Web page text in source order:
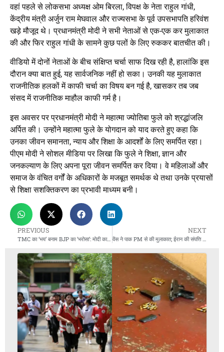
वहां पहले से लोकसभा अध्यक्ष ओम बिरला, विपक्ष के नेता राहुल गांधी,
केंद्रीय मंत्री अर्जुन राम मेघवाल और राज्यसभा के पूर्व उपसभापति हरिवंश
खड़े मौजूद थे। प्रधानमंत्री मोदी ने सभी नेताओं से एक-एक कर मुलाकात
की और फिर राहुल गांधी के सामने कुछ पलों के लिए रुककर बातचीत की।
वीडियो में दोनों नेताओं के बीच संक्षिप्त चर्चा साफ दिख रही है, हालांकि इस
दौरान क्या बात हुई, यह सार्वजनिक नहीं हो सका। उनकी यह मुलाकात
राजनीतिक हलकों में काफी चर्चा का विषय बन गई है, खासकर तब जब
संसद में राजनीतिक माहौल काफी गर्म है।
इस अवसर पर प्रधानमंत्री मोदी ने महात्मा ज्योतिबा फुले को श्रद्धांजलि
अर्पित की। उन्होंने महात्मा फुले के योगदान को याद करते हुए कहा कि
उनका जीवन समानता, न्याय और शिक्षा के आदर्शों के लिए समर्पित रहा।
पीएम मोदी ने सोशल मीडिया पर लिखा कि फुले ने शिक्षा, ज्ञान और
जनकल्याण के लिए अपना पूरा जीवन समर्पित कर दिया। वे महिलाओं और
समाज के वंचित वर्गों के अधिकारों के मजबूत समर्थक थे तथा उनके प्रयासों
से शिक्षा सशक्तिकरण का प्रभावी माध्यम बनी।
PREVIOUS
TMC का ‘भय’ बनाम BJP का ‘भरोसा’: मोदी का बंगाल में तीखा हमला
NEXT
वेंस ने पाक PM से की मुलाकात; ईरान की संपत्ति पर अमेरिका अड़ा